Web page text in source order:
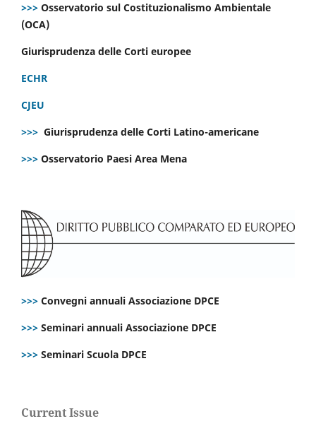
>>> Osservatorio sul Costituzionalismo Ambientale
(OCA)
Giurisprudenza delle Corti europee
ECHR
CJEU
>>> Giurisprudenza delle Corti Latino-americane
>>> Osservatorio Paesi Area Mena
>>> Convegni annuali Associazione DPCE
>>> Seminari annuali Associazione DPCE
>>> Seminari Scuola DPCE
Current Issue